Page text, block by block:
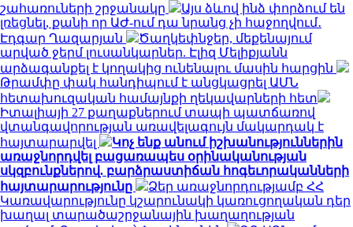
շահառուների շրջանակը
Այս ձևով ինձ փորձում են
լռեցնել, քանի որ ԱԺ-ում դա նրանց չի հաջողվում․
Էդգար Ղազարյան
Ծաղկեփնջեր, մեքենայում
արված ջերմ լուսանկարներ. Էլիզ Մելիքյանն
արձագանքել է կողակից ունենալու մասին հարցին
Թրամփը փակ հանդիպում է անցկացրել ԱՄՆ
հետախուզական համայնքի ղեկավարների հետ
Իտալիայի 27 քաղաքներում տապի պատճառով
վտանգավորության առավելագույն մակարդակ է
հայտարարվել
Կոչ ենք անում իշխանություններին
առաջնորդվել բացառապես օրինականության
սկզբունքներով. բարձրաստիճան հոգեւորականների
հայտարարությունը
Ձեր առաջնորդությամբ ՀՀ
Կառավարությունը կշարունակի կառուցողական դեր
խաղալ տարածաշրջանային խաղաղության